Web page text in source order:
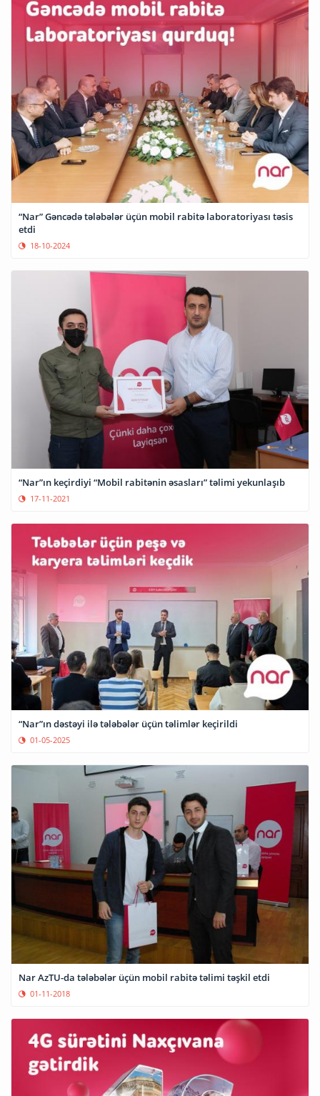
“Nar” Gəncədə tələbələr üçün mobil rabitə laboratoriyası təsis
etdi
18-10-2024
“Nar”ın keçirdiyi “Mobil rabitənin əsasları” təlimi yekunlaşıb
17-11-2021
“Nar”ın dəstəyi ilə tələbələr üçün təlimlər keçirildi
01-05-2025
Nar AzTU-da tələbələr üçün mobil rabitə təlimi təşkil etdi
01-11-2018